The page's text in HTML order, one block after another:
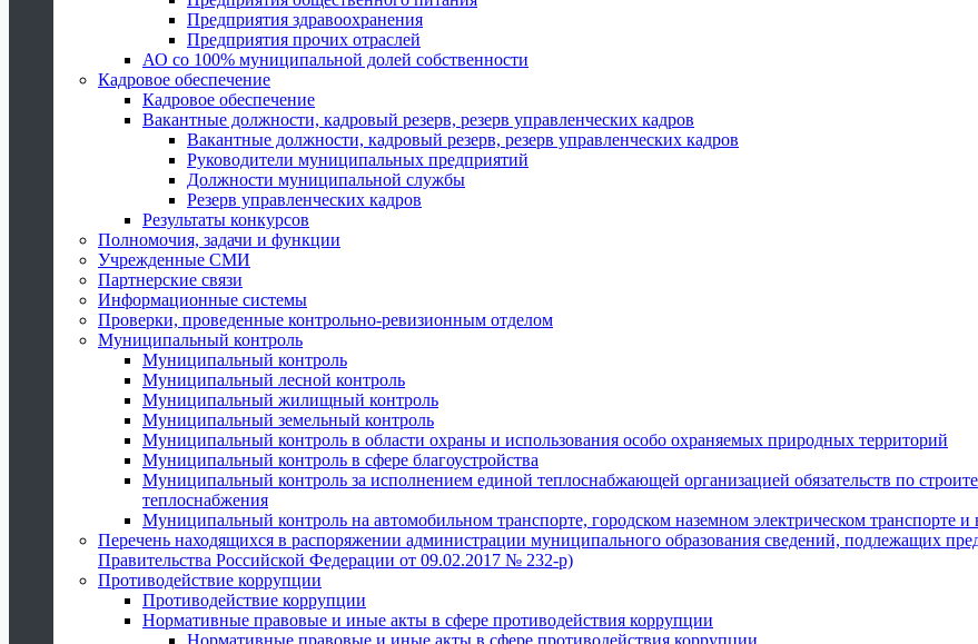
Предприятия здравоохранения
Предприятия прочих отраслей
АО со 100% муниципальной долей собственности
Кадровое обеспечение
Кадровое обеспечение
Вакантные должности, кадровый резерв, резерв управленческих кадров
Вакантные должности, кадровый резерв, резерв управленческих кадров
Руководители муниципальных предприятий
Должности муниципальной службы
Резерв управленческих кадров
Результаты конкурсов
Полномочия, задачи и функции
Учрежденные СМИ
Партнерские связи
Информационные системы
Проверки, проведенные контрольно-ревизионным отделом
Муниципальный контроль
Муниципальный контроль
Муниципальный лесной контроль
Муниципальный жилищный контроль
Муниципальный земельный контроль
Муниципальный контроль в области охраны и использования особо охраняемых природных территорий
Муниципальный контроль в сфере благоустройства
Муниципальный контроль за исполнением единой теплоснабжающей организацией обязательств по
теплоснабжения
Муниципальный контроль на автомобильном транспорте, городском наземном электрическом транспорте и
Перечень находящихся в распоряжении администрации муниципального образования сведений, подлежащих
Правительства Российской Федерации от 09.02.2017 № 232-р)
Противодействие коррупции
Противодействие коррупции
Нормативные правовые и иные акты в сфере противодействия коррупции
Нормативные правовые и иные акты в сфере противодействия коррупции